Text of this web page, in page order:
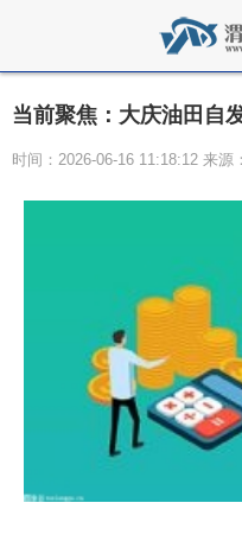
当前聚焦：大庆油田自
时间：2026-06-16 11:18:12 来源